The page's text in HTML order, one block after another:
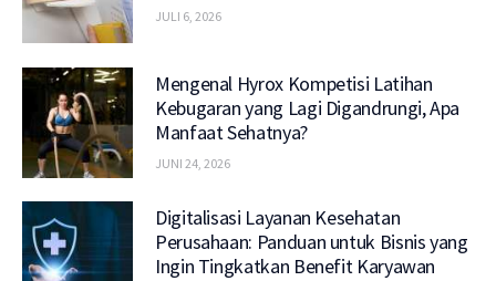
JULI 6, 2026
Mengenal Hyrox Kompetisi Latihan
Kebugaran yang Lagi Digandrungi, Apa
Manfaat Sehatnya?
JUNI 24, 2026
Digitalisasi Layanan Kesehatan
Perusahaan: Panduan untuk Bisnis yang
Ingin Tingkatkan Benefit Karyawan